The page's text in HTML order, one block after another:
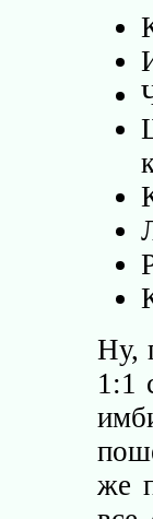
Ну,
1:1
же